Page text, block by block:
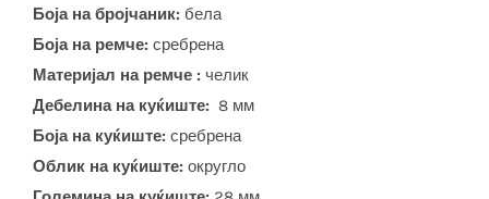
Боја на бројчаник: бела
Боја на ремче: сребрена
Материјал на ремче : челик
Дебелина на куќиште: 8 мм
Боја на куќиште: сребрена
Облик на куќиште: округло